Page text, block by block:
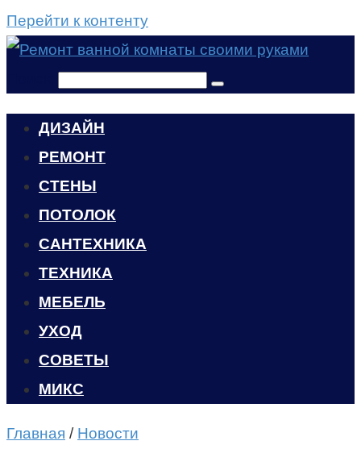
Перейти к контенту
ДИЗАЙН
РЕМОНТ
СТЕНЫ
ПОТОЛОК
САНТЕХНИКА
ТЕХНИКА
МЕБЕЛЬ
УХОД
CОВЕТЫ
МИКС
Главная / Новости